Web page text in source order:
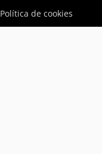
Política de cookies